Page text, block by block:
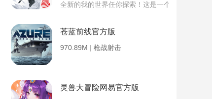
全新的我的世界任你探索！这是一个小提示字段。
苍蓝前线官方版
970.89M | 枪战射击
灵兽大冒险网易官方版